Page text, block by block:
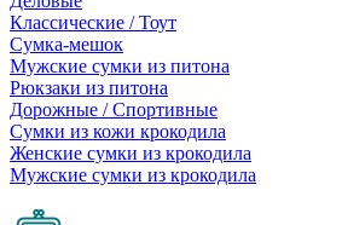
Классические / Тоут
Сумка-мешок
Мужские сумки из питона
Рюкзаки из питона
Дорожные / Спортивные
Сумки из кожи крокодила
Женские сумки из крокодила
Мужские сумки из крокодила